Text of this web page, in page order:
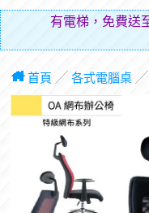
有電梯，免費送
首頁 ╱ 各式電腦桌╱